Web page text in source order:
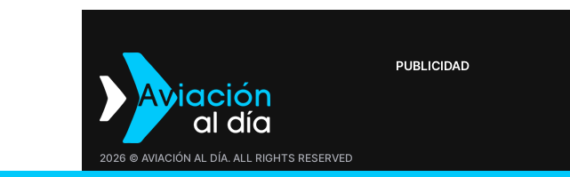
2026 © AVIACIÓN AL DÍA. ALL RIGHTS RESERVED
PUBLICIDAD